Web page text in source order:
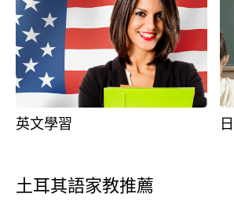
英文學習
土耳其語家教推薦